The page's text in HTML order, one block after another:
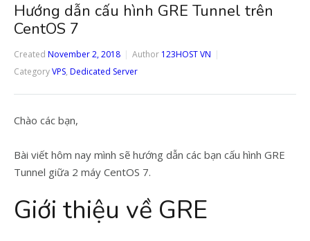
Hướng dẫn cấu hình GRE Tunnel trên
CentOS 7
Created November 2, 2018 Author 123HOST VN
CategoryVPS, Dedicated Server
Chào các bạn,
Bài viết hôm nay mình sẽ hướng dẫn các bạn cấu hình GRE
Tunnel giữa 2 máy CentOS 7.
Giới thiệu về GRE